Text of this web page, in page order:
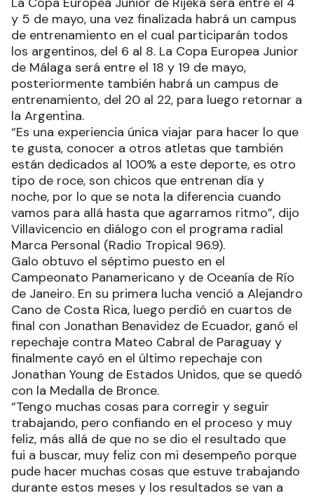
y 5 de mayo, una vez finalizada habrá un campus
de entrenamiento en el cual participarán todos
los argentinos, del 6 al 8. La Copa Europea Junior
de Málaga será entre el 18 y 19 de mayo,
posteriormente también habrá un campus de
entrenamiento, del 20 al 22, para luego retornar a
la Argentina.
“Es una experiencia única viajar para hacer lo que
te gusta, conocer a otros atletas que también
están dedicados al 100% a este deporte, es otro
tipo de roce, son chicos que entrenan día y
noche, por lo que se nota la diferencia cuando
vamos para allá hasta que agarramos ritmo”, dijo
Villavicencio en diálogo con el programa radial
Marca Personal (Radio Tropical 96.9).
Galo obtuvo el séptimo puesto en el
Campeonato Panamericano y de Oceanía de Río
de Janeiro. En su primera lucha venció a Alejandro
Cano de Costa Rica, luego perdió en cuartos de
final con Jonathan Benavidez de Ecuador, ganó el
repechaje contra Mateo Cabral de Paraguay y
finalmente cayó en el último repechaje con
Jonathan Young de Estados Unidos, que se quedó
con la Medalla de Bronce.
“Tengo muchas cosas para corregir y seguir
trabajando, pero confiando en el proceso y muy
feliz, más allá de que no se dio el resultado que
fui a buscar, muy feliz con mi desempeño porque
pude hacer muchas cosas que estuve trabajando
durante estos meses y los resultados se van a